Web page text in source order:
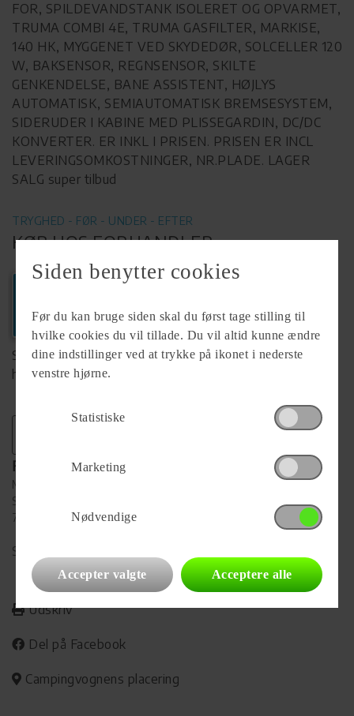
FOR, SPILDEVANDSTANK ISOLERET OG OPVARMET,
TRUMA COMBI 4E, TRUMA GASFILTER, MARKISE,
140 HK, MYGGENET VED SKYDEDØR, SOLCELLER 120
W, BAKSENSOR, REGNSENSOR, SKILTE
GENKENDELSE, BANE ASSISTENT, HØJLYS
AUTOMATISK, SEMIAUTOMATISK BREMSESYSTEM,
SIDERUDER I KABINE MED PLISSEGARDIN, DC/DC
KONVERTER. ER INKL I PRISEN. PRISEN ER INCL
LEVERINGSOMKOSTNINGER, NR.PLADE. LAGER
SALG super tilbud
TRYGHED - FØR - UNDER - EFTER
KØB HOS FORHANDLER
+45 96191020
Se komplet info på forhandlerens
hjemmeside
Forhandler
Møllegårdens Camping
Skyumvej 4V. Vildsund
7700 Thisted
Se alle
Udskriv
Del på Facebook
Campingvognens placering
Siden benytter cookies
Før du kan bruge siden skal du først tage stilling til
hvilke cookies du vil tillade. Du vil altid kunne ændre
dine indstillinger ved at trykke på ikonet i nederste
venstre hjørne.
Statistiske
Marketing
Nødvendige
Accepter valgte Acceptere alle